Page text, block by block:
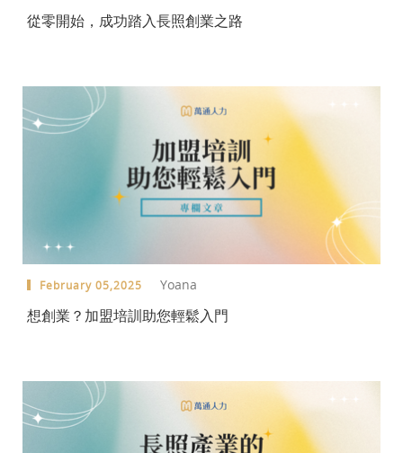
從零開始，成功踏入長照創業之路
February 05,2025 Yoana
想創業？加盟培訓助您輕鬆入門